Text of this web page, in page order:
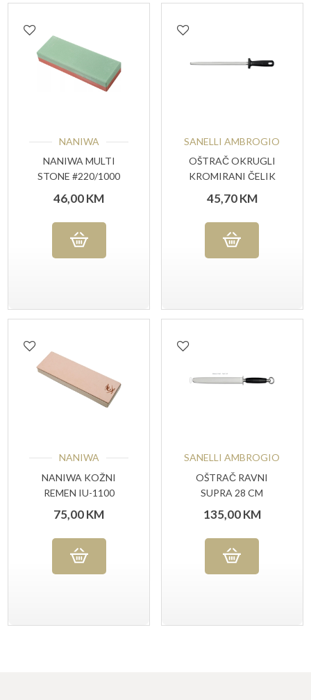
NANIWA
NANIWA MULTI
STONE #220/1000
GRIT
46,00KM
SANELLI AMBROGIO
OŠTRAČ OKRUGLI
KROMIRANI ČELIK
30 CM
45,70KM
NANIWA
NANIWA KOŽNI
REMEN IU-1100
75,00KM
SANELLI AMBROGIO
OŠTRAČ RAVNI
SUPRA 28 CM
135,00KM